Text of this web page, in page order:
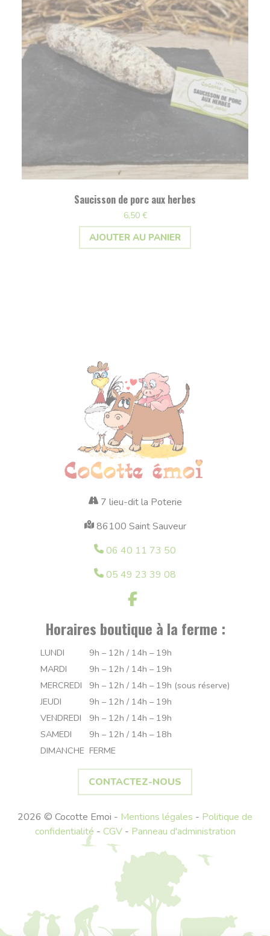
Recherche
pour :
Saucisson de porc aux herbes
6,50 €
AJOUTER AU PANIER
7 lieu-dit la Poterie
86100 Saint Sauveur
06 40 11 73 50
05 49 23 39 08
Horaires boutique à la ferme :
LUNDI
9h – 12h / 14h – 19h
MARDI
9h – 12h / 14h – 19h
MERCREDI
9h – 12h / 14h – 19h (sous réserve)
JEUDI
9h – 12h / 14h – 19h
VENDREDI
9h – 12h / 14h – 19h
SAMEDI
9h – 12h / 14h – 18h
DIMANCHE FERME
CONTACTEZ-NOUS
2026 © Cocotte Emoi - Mentions légales - Politique de
confidentialité - CGV - Panneau d'administration